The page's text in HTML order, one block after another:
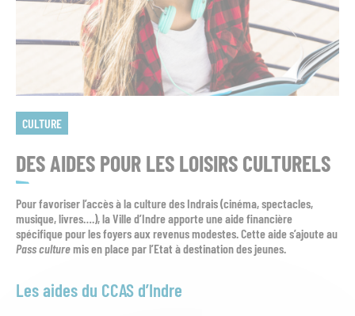
CULTURE
DES AIDES POUR LES LOISIRS CULTURELS
Pour favoriser l’accès à la culture des Indrais (cinéma, spectacles,
musique, livres….), la Ville d’Indre apporte une aide financière
spécifique pour les foyers aux revenus modestes. Cette aide s’ajoute au
Pass culturemis en place par l’Etat à destination des jeunes.
Les aides du CCAS d’Indre